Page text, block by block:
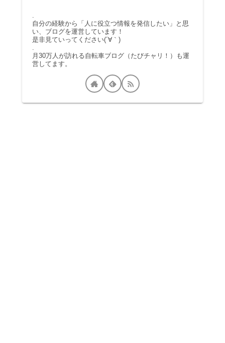
.
自分の経験から「人に役立つ情報を発信したい」と思
い、ブログを運営しています！
是非見ていってください(´∀｀)
.
月30万人が訪れる自転車ブログ（たびチャリ！）も運
営してます。